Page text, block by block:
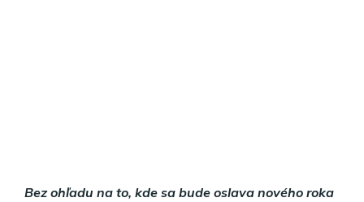
Bez ohľadu na to, kde sa bude oslava nového roka